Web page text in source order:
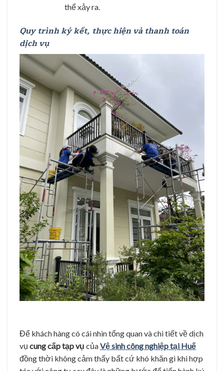
thể xảy ra.
Quy trình ký kết, thực hiện và thanh toán
dịch vụ
Để khách hàng có cái nhìn tổng quan và chi tiết về dịch
vụ cung cấp tạp vụ củaVệ sinh công nghiệp tại Huế
đồng thời không cảm thấy bất cứ khó khăn gì khi hợp